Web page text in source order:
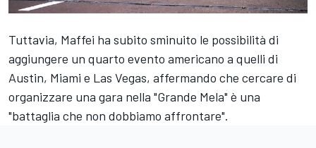
Tuttavia, Maffei ha subito sminuito le possibilità di
aggiungere un quarto evento americano a quelli di
Austin, Miami e Las Vegas, affermando che cercare di
organizzare una gara nella "Grande Mela" è una
"battaglia che non dobbiamo affrontare".